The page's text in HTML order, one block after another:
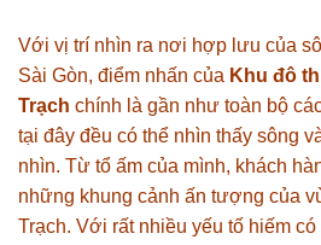
Với vị trí nhìn ra nơi hợp lưu của
Sài Gòn, điểm nhấn của Khu đô
Trạch chính là gần như toàn bộ
tại đây đều có thể nhìn thấy sông
nhìn. Từ tổ ấm của mình, khách
những khung cảnh ấn tượng của
Trạch. Với rất nhiều yếu tố hiếm có